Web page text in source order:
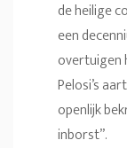
de heilige
een
overtuigen
Pelosi’s
openlijk
inborst”.